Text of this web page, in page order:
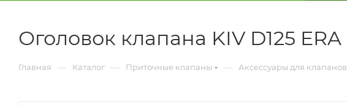
Оголовок клапана KIV D125 ERA
Главная — Каталог — Приточные клапаны — Аксессуары для клапанов